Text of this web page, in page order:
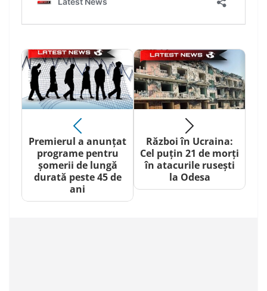
Premierul a anunțat
programe pentru
șomerii de lungă
durată peste 45 de
ani
Război în Ucraina:
Cel puțin 21 de morți
în atacurile rusești
la Odesa